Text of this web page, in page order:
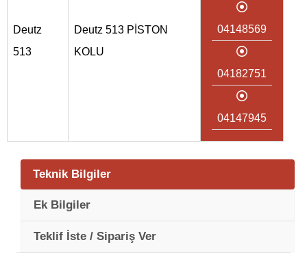
Deutz
513
Deutz 513 PİSTON
KOLU
04148569
04182751
04147945
Teknik Bilgiler
Ek Bilgiler
Teklif İste / Sipariş Ver